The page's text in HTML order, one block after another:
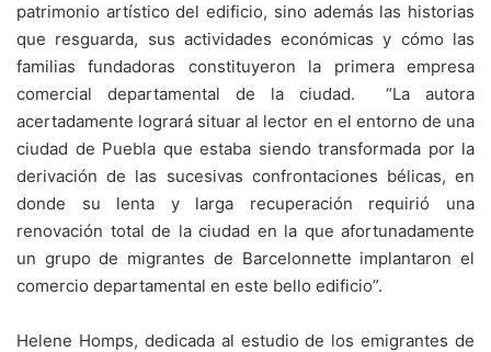
patrimonio artístico del edificio, sino además las historias
que resguarda, sus actividades económicas y cómo las
familias fundadoras constituyeron la primera empresa
comercial departamental de la ciudad. “La autora
acertadamente logrará situar al lector en el entorno de una
ciudad de Puebla que estaba siendo transformada por la
derivación de las sucesivas confrontaciones bélicas, en
donde su lenta y larga recuperación requirió una
renovación total de la ciudad en la que afortunadamente
un grupo de migrantes de Barcelonnette implantaron el
comercio departamental en este bello edificio”.
Helene Homps, dedicada al estudio de los emigrantes de